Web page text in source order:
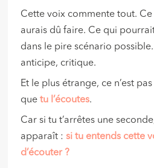
Cette voix commente tout.
aurais dû faire. Ce qui
dans le pire scénario
anticipe, critique.
Et le plus étrange, ce n’est
quetu l’écoutes.
Car si tu t’arrêtes une
apparaît :si tu entends cette
d’écouter ?